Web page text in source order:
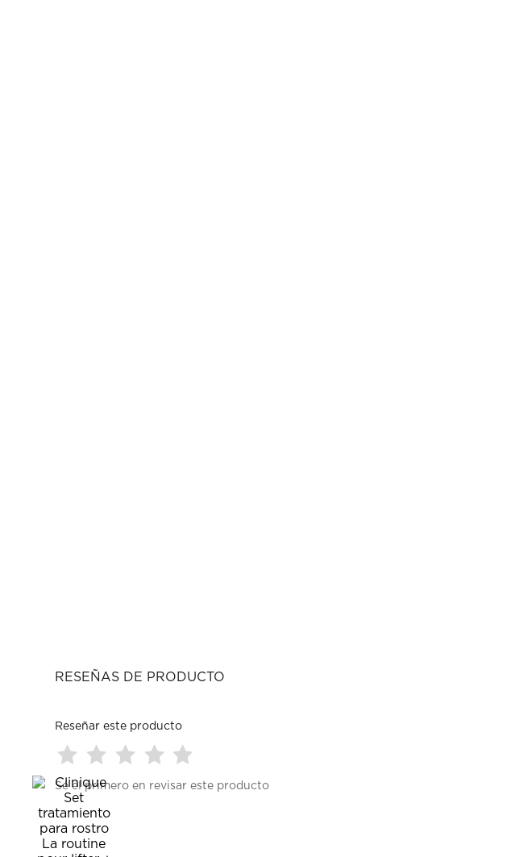
RESEÑAS DE PRODUCTO
Reseñar este producto
para
calificar
el
artículo
con
para
calificar
el
artículo
con
paraparapara
Sé el primero en revisar este producto